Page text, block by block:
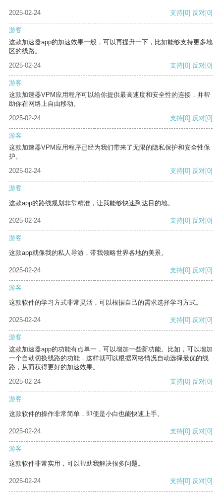
2025-02-24 支持[0] 反对[0]
游客
这款加速器app的加速效果一般，可以再提升一下，比如能够支持更多地
区的线路。
2025-02-24
支持[0] 反对[0]
游客
这款加速器VPM应用程序可以给你提供最高速度和安全性的连接，并帮
助你在网络上自由移动。
2025-02-24
支持[0] 反对[0]
游客
这款加速器VPM应用程序已经为我们带来了无限的隐私保护和安全性保
护。
2025-02-24
支持[0] 反对[0]
游客
这款app的路线规划非常精准，让我能够快速到达目的地。
2025-02-24 支持[0] 反对[0]
游客
这款app就像我的私人导游，带我领略世界各地的美景。
2025-02-24 支持[0] 反对[0]
游客
这款软件的学习方式非常灵活，可以根据自己的需求选择学习方式。
2025-02-24 支持[0] 反对[0]
游客
这款加速器app的功能有点单一，可以增加一些新功能。比如，可以增加
一个自动切换线路的功能，这样就可以根据网络情况自动选择最优的线
路，从而获得更好的加速效果。
2025-02-24
支持[0] 反对[0]
游客
这款软件的操作非常简单，即使是小白也能快速上手。
2025-02-24 支持[0] 反对[0]
游客
这款软件非常实用，可以帮助我解决很多问题。
2025-02-24 支持[0] 反对[0]